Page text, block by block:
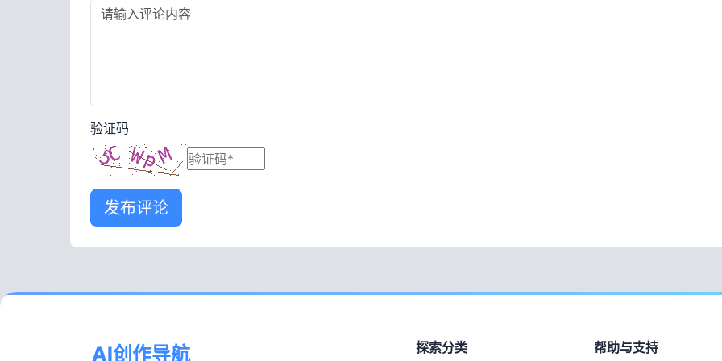
验证码
发布评论
AI创作导航 探索分类 帮助与支持